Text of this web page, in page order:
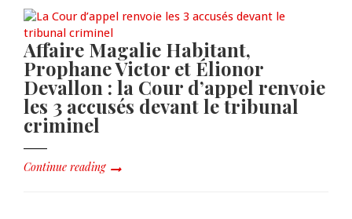
Affaire Magalie Habitant,
Prophane Victor et Élionor
Devallon : la Cour d’appel renvoie
les 3 accusés devant le tribunal
criminel
Continue reading